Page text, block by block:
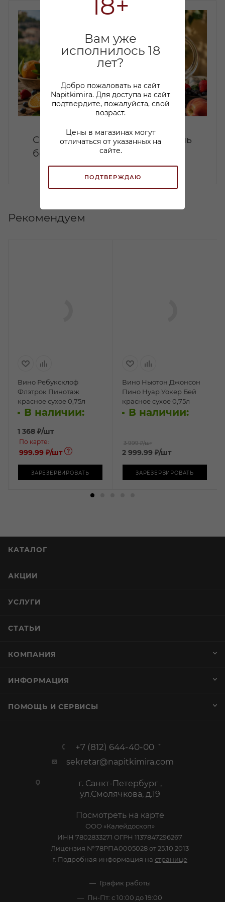
18+
Вам уже
исполнилось 18
лет?
Добро пожаловать на сайт
Napitkimira. Для доступа на сайт
подтвердите, пожалуйста, свой
возраст.
Цены в магазинах могут
отличаться от указанных на
сайте.
ПОДТВЕРЖДАЮ
Сангрия дома: летний коктейль
без лишней сложности
Рекомендуем
Вино Ребуксклоф
Флэтрок Пинотаж
красное сухое 0,75л
В наличии:
1 368 ₽/шт
По карте:
999.99 ₽/шт
ЗАРЕЗЕРВИРОВАТЬ
Вино Ньютон Джонсон
Пино Нуар Уокер Бей
красное сухое 0,75л
В наличии:
3 999 ₽/шт
2 999.99 ₽/шт
ЗАРЕЗЕРВИРОВАТЬ
КАТАЛОГ
АКЦИИ
УСЛУГИ
СТАТЬИ
КОМПАНИЯ
ИНФОРМАЦИЯ
ПОМОЩЬ И СЕРВИСЫ
+7 (812) 644-40-00
sekretar@napitkimira.com
г. Санкт-Петербург ,
ул.Смолячкова, д.19
Посмотреть на карте
ООО «Калейдоскоп»
ИНН 7802833271 ОГРН 1137847296267
Лицензия №78РПА0005028 от 25.10.2013
г. Подробная информация на странице
График работы
Пн-Пт: с 10:00 до 19:00